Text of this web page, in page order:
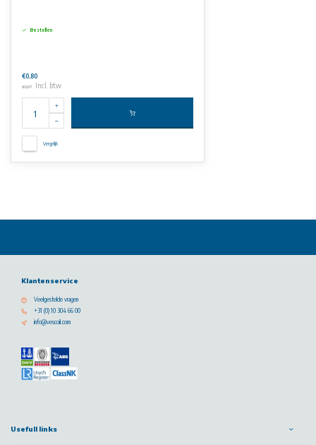
Bestellen
€0,80
€0,97 Incl. btw
Vergelijk
Klantenservice
Veelgestelde vragen
+31 (0) 10 304 66 00
info@vescoil.com
Usefull links